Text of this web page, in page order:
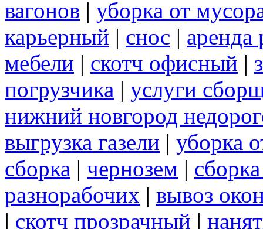
вагонов | уборка от
карьерный | снос | аренда
мебели | скотч офисный |
погрузчика | услуги
нижний новгород
выгрузка газели | уборка
сборка | чернозем |
разнорабочих | вывоз
| скотч прозрачный |